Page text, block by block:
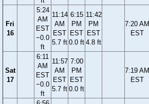
Fri
16
5:24
AM
EST
−0.0
ft
11:14
AM
EST
5.7 ft
6:15
PM
EST
0.0 ft
11:42
PM
EST
4.8 ft
7:20 AM
EST
Sat
17
6:11
AM
EST
−0.0
ft
11:57
AM
EST
5.7 ft
7:00
PM
EST
0.0 ft
7:19 AM
EST